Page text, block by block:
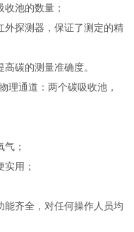
池的数量；
探测器，保证了测定的精
碳的测量准确度。
理通道：两个碳吸收池，
；
用；
齐全，对任何操作人员均